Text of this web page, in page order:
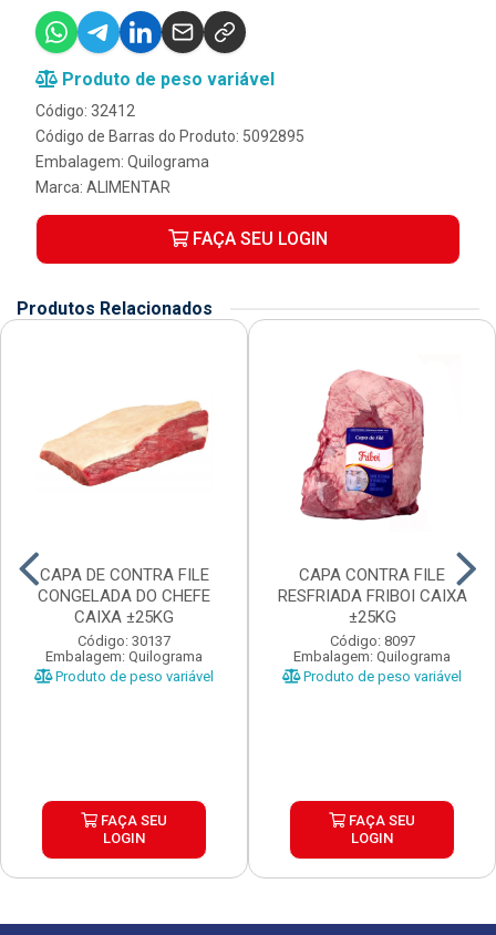
Produto de peso variável
Código: 32412
Código de Barras do Produto: 5092895
Embalagem: Quilograma
Marca: ALIMENTAR
FAÇA SEU LOGIN
Produtos Relacionados
CAPA DE CONTRA FILE
CONGELADA DO CHEFE
CAIXA ±25KG
Código: 30137
Embalagem: Quilograma
Produto de peso variável
FAÇA SEU
LOGIN
CAPA CONTRA FILE
RESFRIADA FRIBOI CAIXA
±25KG
Código: 8097
Embalagem: Quilograma
Produto de peso variável
FAÇA SEU
LOGIN